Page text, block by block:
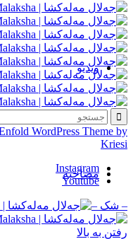
ویدیو
مصاحبه‌
WordPress Theme by
Kriesi
Instagram
Youtube
– شک –
رفتن به بالا